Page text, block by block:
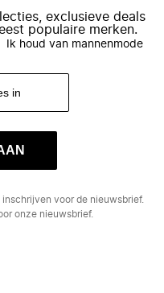
exclusieve deals
populaire merken.
Ik houd van mannenmode
inschrijven voor de nieuwsbrief.
onze nieuwsbrief.